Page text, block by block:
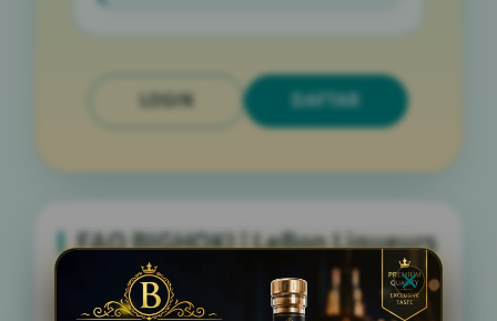
LOGIN DAFTAR
FAQ BIGHOKI | LeBon Liqueurs
Apa itu BIGHOKI | LeBon Liqueurs?